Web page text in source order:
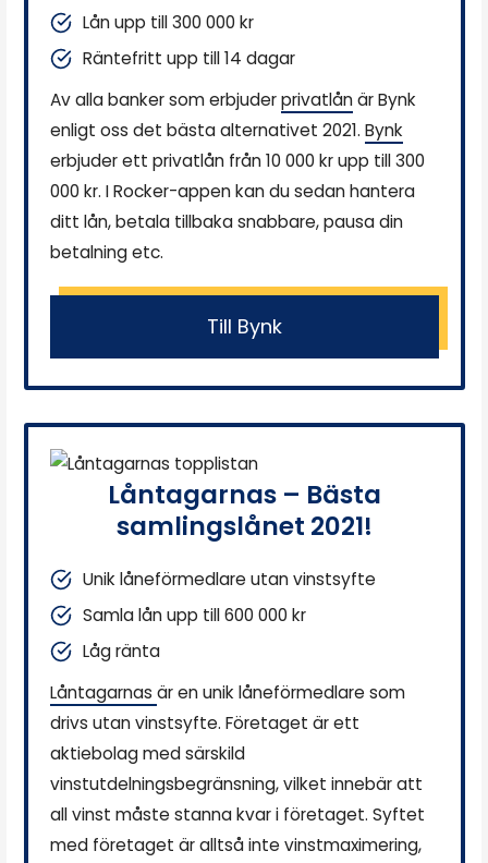
Lån upp till 300 000 kr
Räntefritt upp till 14 dagar
Av alla banker som erbjuderprivatlånär Bynk
enligt oss det bästa alternativet 2021. Bynk
erbjuder ett privatlån från 10 000 kr upp till 300
000 kr. I Rocker-appen kan du sedan hantera
ditt lån, betala tillbaka snabbare, pausa din
betalning etc.
Till Bynk
Låntagarnas – Bästa
samlingslånet 2021!
Unik låneförmedlare utan vinstsyfte
Samla lån upp till 600 000 kr
Låg ränta
Låntagarnas är en unik låneförmedlare som
drivs utan vinstsyfte. Företaget är ett
aktiebolag med särskild
vinstutdelningsbegränsning, vilket innebär att
all vinst måste stanna kvar i företaget. Syftet
med företaget är alltså inte vinstmaximering,